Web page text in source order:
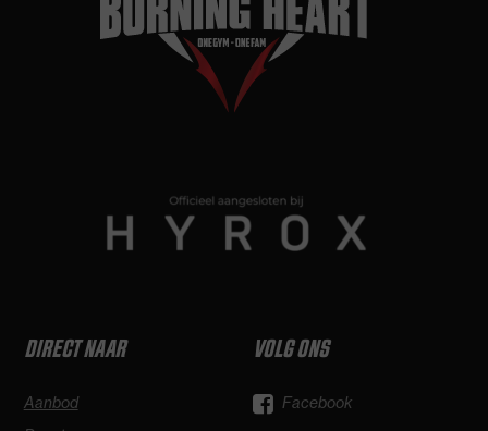
DIRECT NAAR
Aanbod
VOLG ONS
Facebook